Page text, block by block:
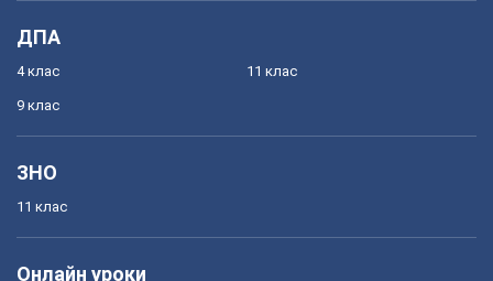
ДПА
4 клас
9 клас
11 клас
ЗНО
11 клас
Онлайн уроки